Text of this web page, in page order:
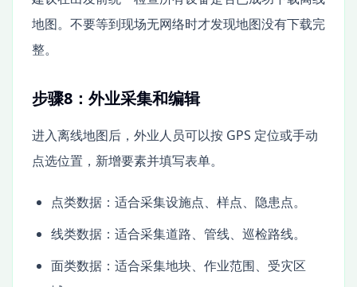
地图。不要等到现场无网络时才发现地图没有下载完
整。
步骤8：外业采集和编辑
进入离线地图后，外业人员可以按 GPS 定位或手动
点选位置，新增要素并填写表单。
点类数据：适合采集设施点、样点、隐患点。
线类数据：适合采集道路、管线、巡检路线。
面类数据：适合采集地块、作业范围、受灾区